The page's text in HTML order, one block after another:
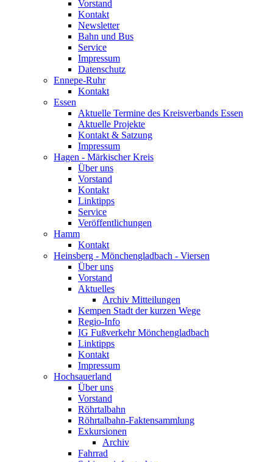
Vorstand
Kontakt
Newsletter
Bahn und Bus
Service
Impressum
Datenschutz
Ennepe-Ruhr
Kontakt
Essen
Aktuelle Termine des Kreisverbands Essen
Aktuelle Projekte
Kontakt & Satzung
Impressum
Hagen - Märkischer Kreis
Über uns
Vorstand
Kontakt
Linktipps
Service
Veröffentlichungen
Hamm
Kontakt
Heinsberg - Mönchengladbach - Viersen
Über uns
Vorstand
Aktuelles
Archiv Mitteilungen
Kempen Stadt der kurzen Wege
Regio-Info
IG Fußverkehr Mönchengladbach
Linktipps
Kontakt
Impressum
Hochsauerland
Über uns
Vorstand
Röhrtalbahn
Röhrtalbahn-Faktensammlung
Exkursionen
Archiv
Fahrrad